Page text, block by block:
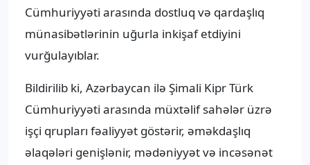
Cümhuriyyəti arasında dostluq və qardaşlıq
münasibətlərinin uğurla inkişaf etdiyini
vurğulayıblar.
Bildirilib ki, Azərbaycan ilə Şimali Kipr Türk
Cümhuriyyəti arasında müxtəlif sahələr üzrə
işçi qrupları fəaliyyət göstərir, əməkdaşlıq
əlaqələri genişlənir, mədəniyyət və incəsənət